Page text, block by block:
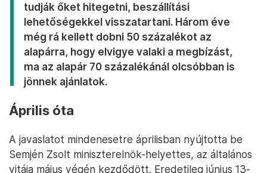
tudják őket hitegetni, beszállítási
lehetőségekkel visszatartani. Három éve
még rá kellett dobni 50 százalékot az
alapárra, hogy elvigye valaki a megbízást,
ma az alapár 70 százalékánál olcsóbban is
jönnek ajánlatok.
Április óta
A javaslatot mindenesetre áprilisban nyújtotta be
Semjén Zsolt miniszterelnök-helyettes, az általános
vitája május végén kezdődött. Eredetileg június 13-